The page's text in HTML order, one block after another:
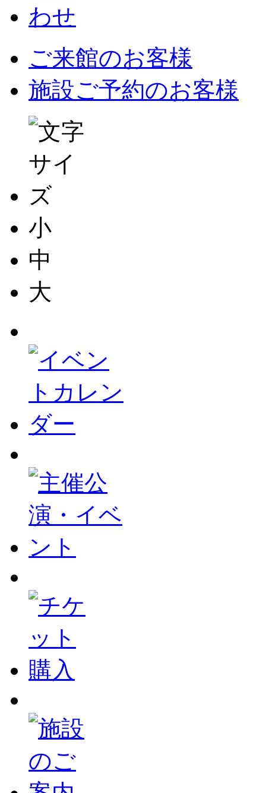
ご来館のお客様
施設ご予約のお客様
小
中
大